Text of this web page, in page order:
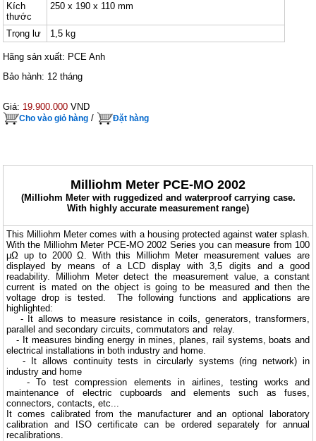
Kích
thước
250 x 190 x 110 mm
Trọng lư 1,5 kg
Hãng sản xuất: PCE Anh
Bảo hành: 12 tháng
Giá: 19.900.000 VND
Cho vào giỏ hàng / Đặt hàng
Milliohm Meter PCE-MO 2002
(Milliohm Meter with ruggedized and waterproof carrying case.
With highly accurate measurement range)
This Milliohm Meter comes with a housing protected against water splash.
With the Milliohm Meter PCE-MO 2002 Series you can measure from 100
μΩ up to 2000 Ω. With this Milliohm Meter measurement values are
displayed by means of a LCD display with 3,5 digits and a good
readability. Milliohm Meter detect the measurement value, a constant
current is mated on the object is going to be measured and then the
voltage drop is tested. The following functions and applications are
highlighted:
- It allows to measure resistance in coils, generators, transformers,
parallel and secondary circuits, commutators and relay.
- It measures binding energy in mines, planes, rail systems, boats and
electrical installations in both industry and home.
- It allows continuity tests in circularly systems (ring network) in
industry and home
- To test compression elements in airlines, testing works and
maintenance of electric cupboards and elements such as fuses,
connectors, contacts, etc...
It comes calibrated from the manufacturer and an optional laboratory
calibration and ISO certificate can be ordered separately for annual
recalibrations.